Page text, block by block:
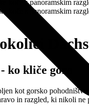
ko kliče gora
kot gorsko
in razgled, ki nikoli